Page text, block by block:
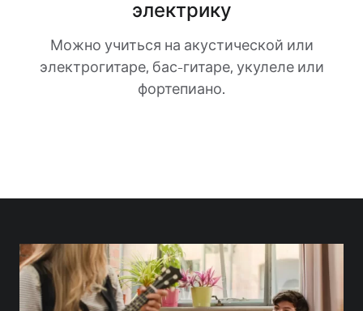
электрику
Можно учиться на акустической или
электрогитаре, бас-гитаре, укулеле или
фортепиано.